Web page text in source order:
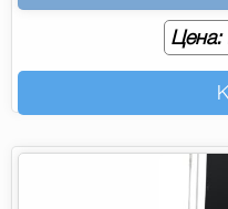
Цена: